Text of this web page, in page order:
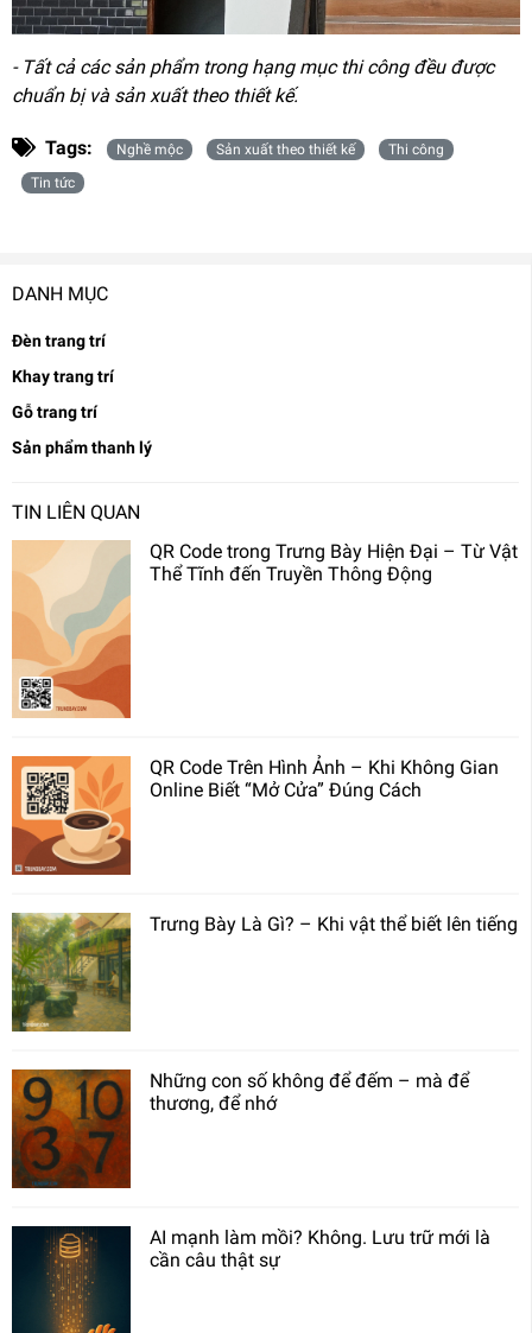
DANH MỤC
Đèn trang trí
Khay trang trí
Gỗ trang trí
Sản phẩm thanh lý
TIN LIÊN QUAN
QR Code trong Trưng Bày Hiện Đại – Từ Vật
Thể Tĩnh đến Truyền Thông Động
QR Code Trên Hình Ảnh – Khi Không Gian
Online Biết “Mở Cửa” Đúng Cách
Trưng Bày Là Gì? – Khi vật thể biết lên tiếng
Những con số không để đếm – mà để
thương, để nhớ
AI mạnh làm mồi? Không. Lưu trữ mới là
cần câu thật sự
- Tất cả các sản phẩm trong hạng mục thi công đều được
chuẩn bị và sản xuất theo thiết kế.
Tags: Nghề mộc Sản xuất theo thiết kế
Thi công
Tin tức